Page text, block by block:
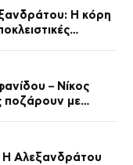
Η κόρη
– Νίκος
ποζάρουν με
Η Αλεξανδράτου